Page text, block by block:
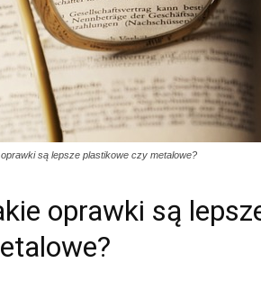
są lepsze plastikowe czy metalowe?
oprawki są